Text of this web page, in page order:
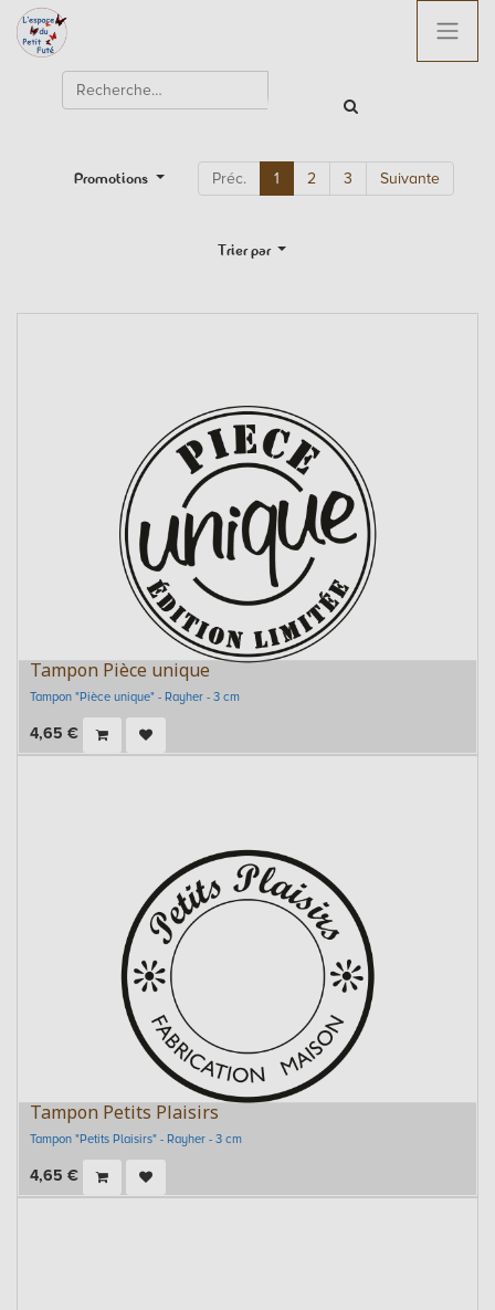
Promotions Préc. 1 2 3 Suivante
Trier par
Tampon Pièce unique
Tampon "Pièce unique" - Rayher - 3 cm
4,65 €
Tampon Petits Plaisirs
Tampon "Petits Plaisirs" - Rayher - 3 cm
4,65 €